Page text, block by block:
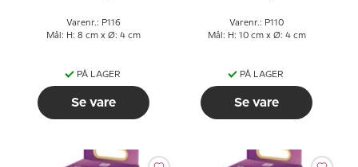
Varenr.: P116
Mål: H: 8 cm x Ø: 4 cm
PÅ LAGER
Se vare
Varenr.: P110
Mål: H: 10 cm x Ø: 4 cm
PÅ LAGER
Se vare